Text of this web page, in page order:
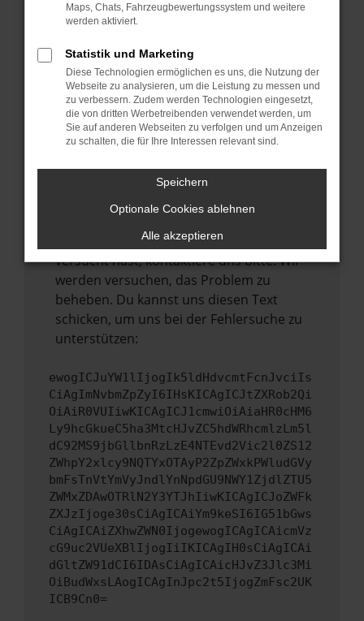
Starte dein Gerät neu.
vorübergehende Probleme zu beheben.
Stelle sicher, dass dein Browser und dein
Betriebssystem auf dem neuesten Stand
sind.
Veraltete Software birgt nicht nur ein
führen, dass bestimmte Funktionen nicht
Wende dich an den Webseitenbetreiber.
Wenn du alle oben genannten Schritte
versucht hast, kontaktiere uns bitte. Wir
werden versuchen, das Problem zu
beheben. Du kannst uns diesen Text
schicken, um uns bei der Fehlersuche zu
unterstützen:
ewogICJuYW1lIjogIk5ldHdvcmtFcnJvciIs
CiAgImNvbmZpZyI6IHsKICAgICJtZXRob2Qi
OiAiR0VUIiwKICAgICJ1cmwiOiAiaHR0cHM6
Ly9hcGkueC5ha3MtcHJvZC5hdWRhcmlzLm5l
dC92MS9jbGllbnRzLzE4NTEvd2Vic2l0ZS12
ZWhpY2xlcy9NQTYxOTAyP2ZpZWxkPWludGVy
bmFsTnVtYmVyJndlYnNpdGU9NWY1ZjdlZTU5
ZWMxZDAwOTRlN2Y3YTJhIiwKICAgICJoZWFk
ZXJzIjoge30sCiAgICAiYm9keSI6IG51bGws
CiAgICAiZXhwZWN0IjogewogICAgICAicmVz
cG9uc2VUeXBlIjogIiIKICAgIH0sCiAgICAi
dGltZW91dCI6IDAsCiAgICAicHJvZ3Jlc3Mi
OiBudWxsLAogICAgInJpc2t5IjogZmFsc2UK
ICB9Cn0=
Maps, Chats, Fahrzeugbewertungssystem und weitere
werden aktiviert.
Statistik und Marketing
Diese Technologien ermöglichen es uns, die Nutzung der
Webseite zu analysieren, um die Leistung zu messen und
zu verbessern. Zudem werden Technologien eingesetzt,
die von dritten Werbetreibenden verwendet werden, um
Sie auf anderen Webseiten zu verfolgen und um Anzeigen
zu schalten, die für Ihre Interessen relevant sind.
Speichern
Optionale Cookies ablehnen
Alle akzeptieren